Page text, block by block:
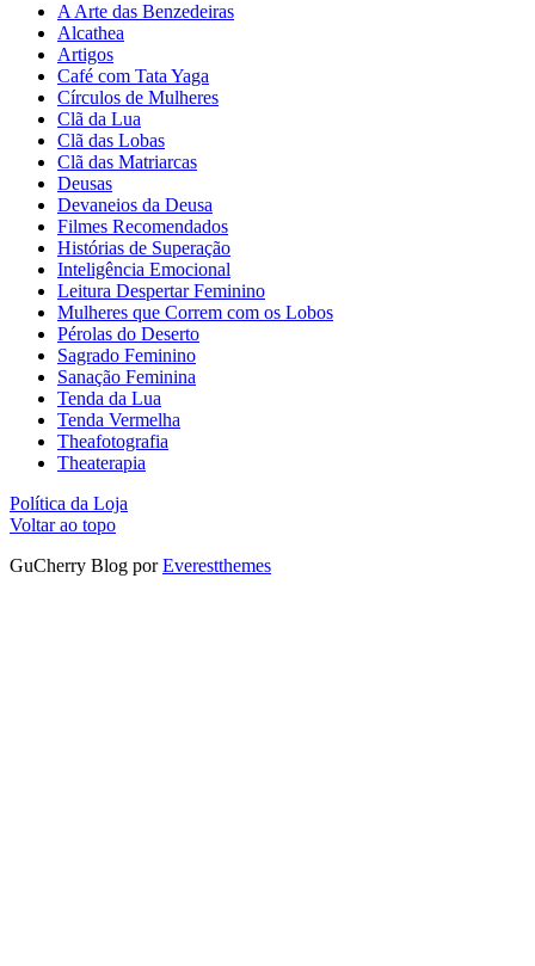
A Arte das Benzedeiras
Alcathea
Artigos
Café com Tata Yaga
Círculos de Mulheres
Clã da Lua
Clã das Lobas
Clã das Matriarcas
Deusas
Devaneios da Deusa
Filmes Recomendados
Histórias de Superação
Inteligência Emocional
Leitura Despertar Feminino
Mulheres que Correm com os Lobos
Pérolas do Deserto
Sagrado Feminino
Sanação Feminina
Tenda da Lua
Tenda Vermelha
Theafotografia
Theaterapia
Política da Loja
Voltar ao topo
GuCherry Blog porEverestthemes